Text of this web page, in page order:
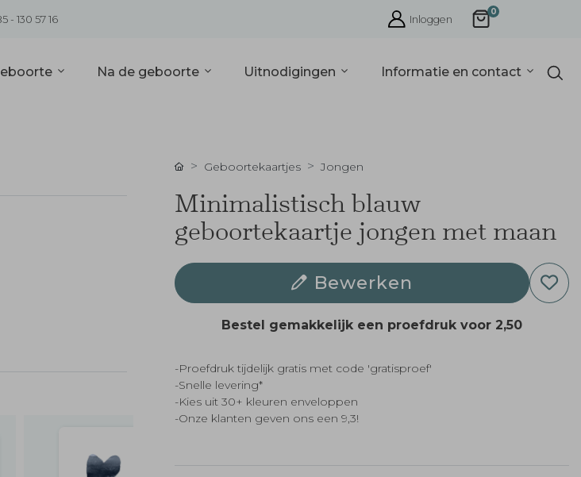
- 130 57 16 Inloggen
0
Na de geboorte Uitnodigingen Informatie en contact
Geboortekaartjes Jongen
Minimalistisch blauw
geboortekaartje jongen met maan
Bewerken
Bestel gemakkelijk een proefdruk voor 2,50
-Proefdruk tijdelijk gratis met code 'gratisproef'
-Snelle levering*
-Kies uit 30+ kleuren enveloppen
-Onze klanten geven ons een 9,3!